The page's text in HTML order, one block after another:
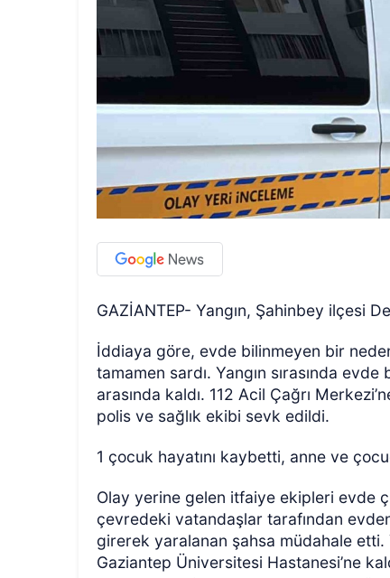
GAZİANTEP- Yangın, Şahinbey ilçesi
İddiaya göre, evde bilinmeyen bir
tamamen sardı. Yangın sırasında
arasında kaldı. 112 Acil Çağrı
polis ve sağlık ekibi sevk edildi.
1 çocuk hayatını kaybetti, anne ve
Olay yerine gelen itfaiye ekipleri evde
çevredeki vatandaşlar tarafından
girerek yaralanan şahsa müdahale etti.
Gaziantep Üniversitesi Hastanesi’ne